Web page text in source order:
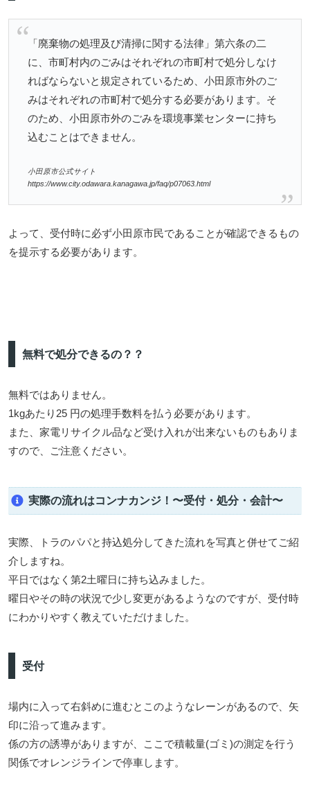
「廃棄物の処理及び清掃に関する法律」第六条の二
に、市町村内のごみはそれぞれの市町村で処分しなけ
ればならないと規定されているため、小田原市外のご
みはそれぞれの市町村で処分する必要があります。そ
のため、小田原市外のごみを環境事業センターに持ち
込むことはできません。
小田原市公式サイト
https://www.city.odawara.kanagawa.jp/faq/p07063.html
よって、受付時に必ず小田原市民であることが確認できるもの
を提示する必要があります。
無料で処分できるの？？
無料ではありません。
1kgあたり25 円の処理手数料を払う必要があります。
また、家電リサイクル品など受け入れが出来ないものもありま
すので、ご注意ください。
実際の流れはコンナカンジ！〜受付・処分・会計〜
実際、トラのパパと持込処分してきた流れを写真と併せてご紹
介しますね。
平日ではなく第2土曜日に持ち込みました。
曜日やその時の状況で少し変更があるようなのですが、受付時
にわかりやすく教えていただけました。
受付
場内に入って右斜めに進むとこのようなレーンがあるので、矢
印に沿って進みます。
係の方の誘導がありますが、ここで積載量(ゴミ)の測定を行う
関係でオレンジラインで停車します。